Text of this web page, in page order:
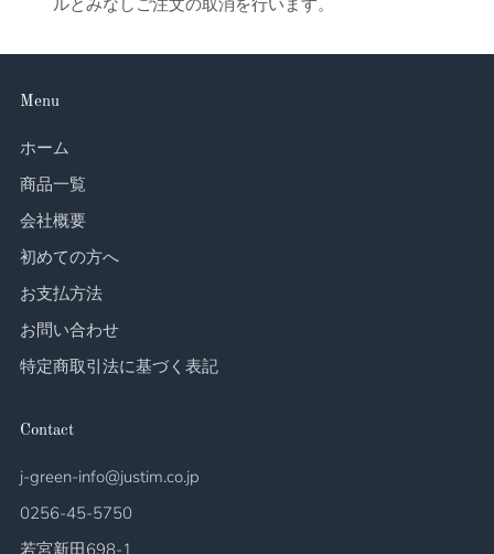
ルとみなしご注文の取消を行います。
Menu
ホーム
商品一覧
会社概要
初めての方へ
お支払方法
お問い合わせ
特定商取引法に基づく表記
Contact
j-green-info@justim.co.jp
0256-45-5750
若宮新田698-1